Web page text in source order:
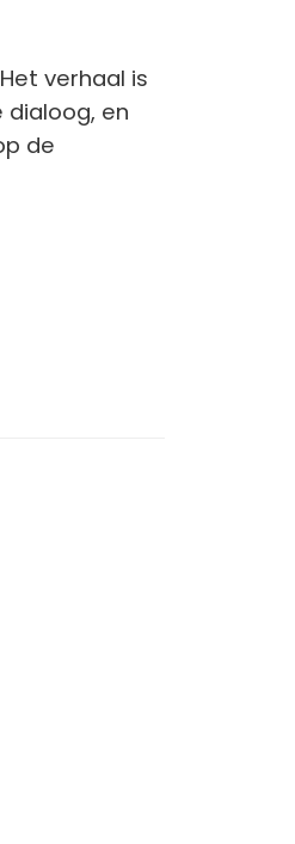
verhaal is
en
de